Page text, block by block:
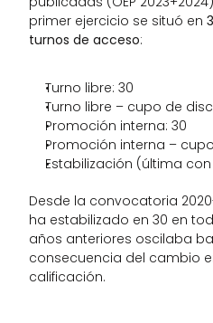
primer ejercicio se situó en
turnos de acceso:
Turno libre: 30
Turno libre – cupo de
Promoción interna: 30
Promoción interna –
Estabilización (última con
Desde la convocatoria
ha estabilizado en 30 en
años anteriores oscilaba
consecuencia del cambio
calificación.